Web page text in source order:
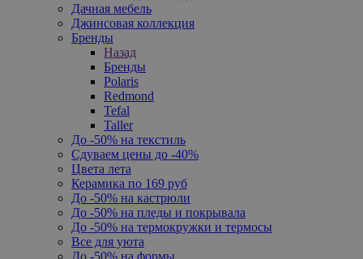
Дачная мебель
Джинсовая коллекция
Бренды
Назад
Бренды
Polaris
Redmond
Tefal
Taller
До -50% на текстиль
Сдуваем цены до -40%
Цвета лета
Керамика по 169 руб
До -50% на кастрюли
До -50% на пледы и покрывала
До -50% на термокружки и термосы
Все для уюта
До -50% на формы